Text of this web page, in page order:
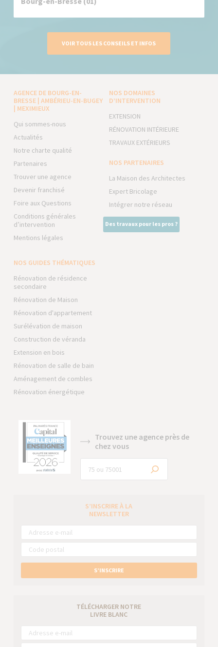
VOIR TOUS LES CONSEILS ET INFOS
AGENCE DE BOURG-EN-
BRESSE | AMBÉRIEU-EN-BUGEY
| MEXIMIEUX
Qui sommes-nous
Actualités
Notre charte qualité
Partenaires
Trouver une agence
Devenir franchisé
Foire aux Questions
Conditions générales
d’intervention
Mentions légales
NOS DOMAINES
D’INTERVENTION
EXTENSION
RÉNOVATION INTÉRIEURE
TRAVAUX EXTÉRIEURS
NOS PARTENAIRES
La Maison des Architectes
Expert Bricolage
Intégrer notre réseau
Des travaux pour les pros ?
NOS GUIDES THÉMATIQUES
Rénovation de résidence
secondaire
Rénovation de Maison
Rénovation d'appartement
Surélévation de maison
Construction de véranda
Extension en bois
Rénovation de salle de bain
Aménagement de combles
Rénovation énergétique
Trouvez une agence près de
chez vous
S’INSCRIRE À LA
NEWSLETTER
S’INSCRIRE
TÉLÉCHARGER NOTRE
LIVRE BLANC